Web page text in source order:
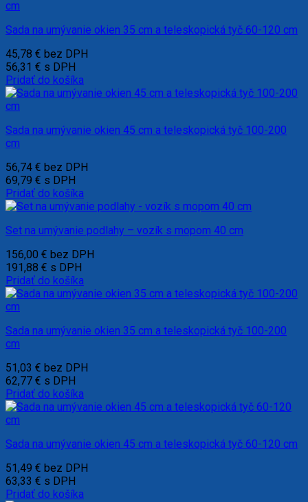
Sada na umývanie okien 35 cm a teleskopická tyč 60-120 cm
45,78 € bez DPH
56,31 € s DPH
Pridať do košíka
Sada na umývanie okien 45 cm a teleskopická tyč 100-200
cm
56,74 € bez DPH
69,79 € s DPH
Pridať do košíka
Set na umývanie podlahy – vozík s mopom 40 cm
156,00 € bez DPH
191,88 € s DPH
Pridať do košíka
Sada na umývanie okien 35 cm a teleskopická tyč 100-200
cm
51,03 € bez DPH
62,77 € s DPH
Pridať do košíka
Sada na umývanie okien 45 cm a teleskopická tyč 60-120 cm
51,49 € bez DPH
63,33 € s DPH
Pridať do košíka